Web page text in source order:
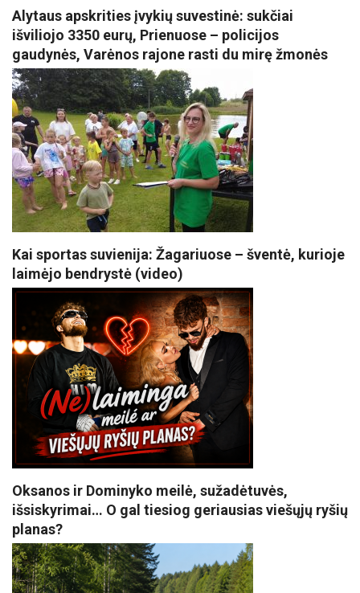
Alytaus apskrities įvykių suvestinė: sukčiai
išviliojo 3350 eurų, Prienuose – policijos
gaudynės, Varėnos rajone rasti du mirę žmonės
Kai sportas suvienija: Žagariuose – šventė, kurioje
laimėjo bendrystė (video)
Oksanos ir Dominyko meilė, sužadėtuvės,
išsiskyrimai… O gal tiesiog geriausias viešųjų ryšių
planas?